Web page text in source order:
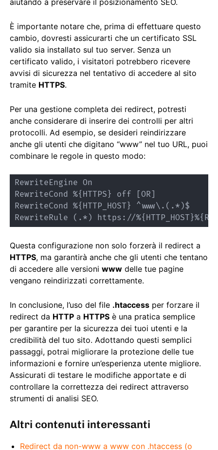
aiutando a preservare il posizionamento SEO.
È importante notare che, prima di effettuare questo
cambio, dovresti assicurarti che un certificato SSL
valido sia installato sul tuo server. Senza un
certificato valido, i visitatori potrebbero ricevere
avvisi di sicurezza nel tentativo di accedere al sito
tramite HTTPS.
Per una gestione completa dei redirect, potresti
anche considerare di inserire dei controlli per altri
protocolli. Ad esempio, se desideri reindirizzare
anche gli utenti che digitano “www” nel tuo URL, puoi
combinare le regole in questo modo:
RewriteEngine On
RewriteCond %{HTTPS} off [OR]
RewriteCond %{HTTP_HOST} ^www\.(.*)$
RewriteRule (.*) https://
Questa configurazione non solo forzerà il redirect a
HTTPS, ma garantirà anche che gli utenti che tentano
di accedere alle versioni www delle tue pagine
vengano reindirizzati correttamente.
In conclusione, l’uso del file .htaccess per forzare il
redirect da HTTP a HTTPS è una pratica semplice
per garantire per la sicurezza dei tuoi utenti e la
credibilità del tuo sito. Adottando questi semplici
passaggi, potrai migliorare la protezione delle tue
informazioni e fornire un’esperienza utente migliore.
Assicurati di testare le modifiche apportate e di
controllare la correttezza dei redirect attraverso
strumenti di analisi SEO.
Altri contenuti interessanti
Redirect da non-www a www con .htaccess (o